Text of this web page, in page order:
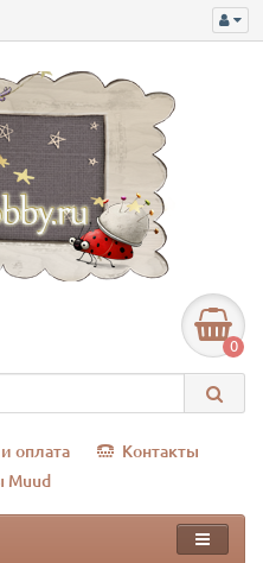
0
оплата
Контакты
Muud